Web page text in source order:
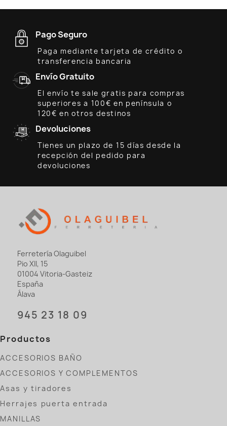
Pago Seguro
Paga mediante tarjeta de crédito o
transferencia bancaria
Envío Gratuito
El envío te sale gratis para compras
superiores a 100€ en península o
120€ en otros destinos
Devoluciones
Tienes un plazo de 15 días desde la
recepción del pedido para
devoluciones
Ferretería Olaguibel
Pio XII, 15
01004 Vitoria-Gasteiz
España
Álava
945 23 18 09
Productos
ACCESORIOS BAÑO
ACCESORIOS Y COMPLEMENTOS
Asas y tiradores
Herrajes puerta entrada
MANILLAS